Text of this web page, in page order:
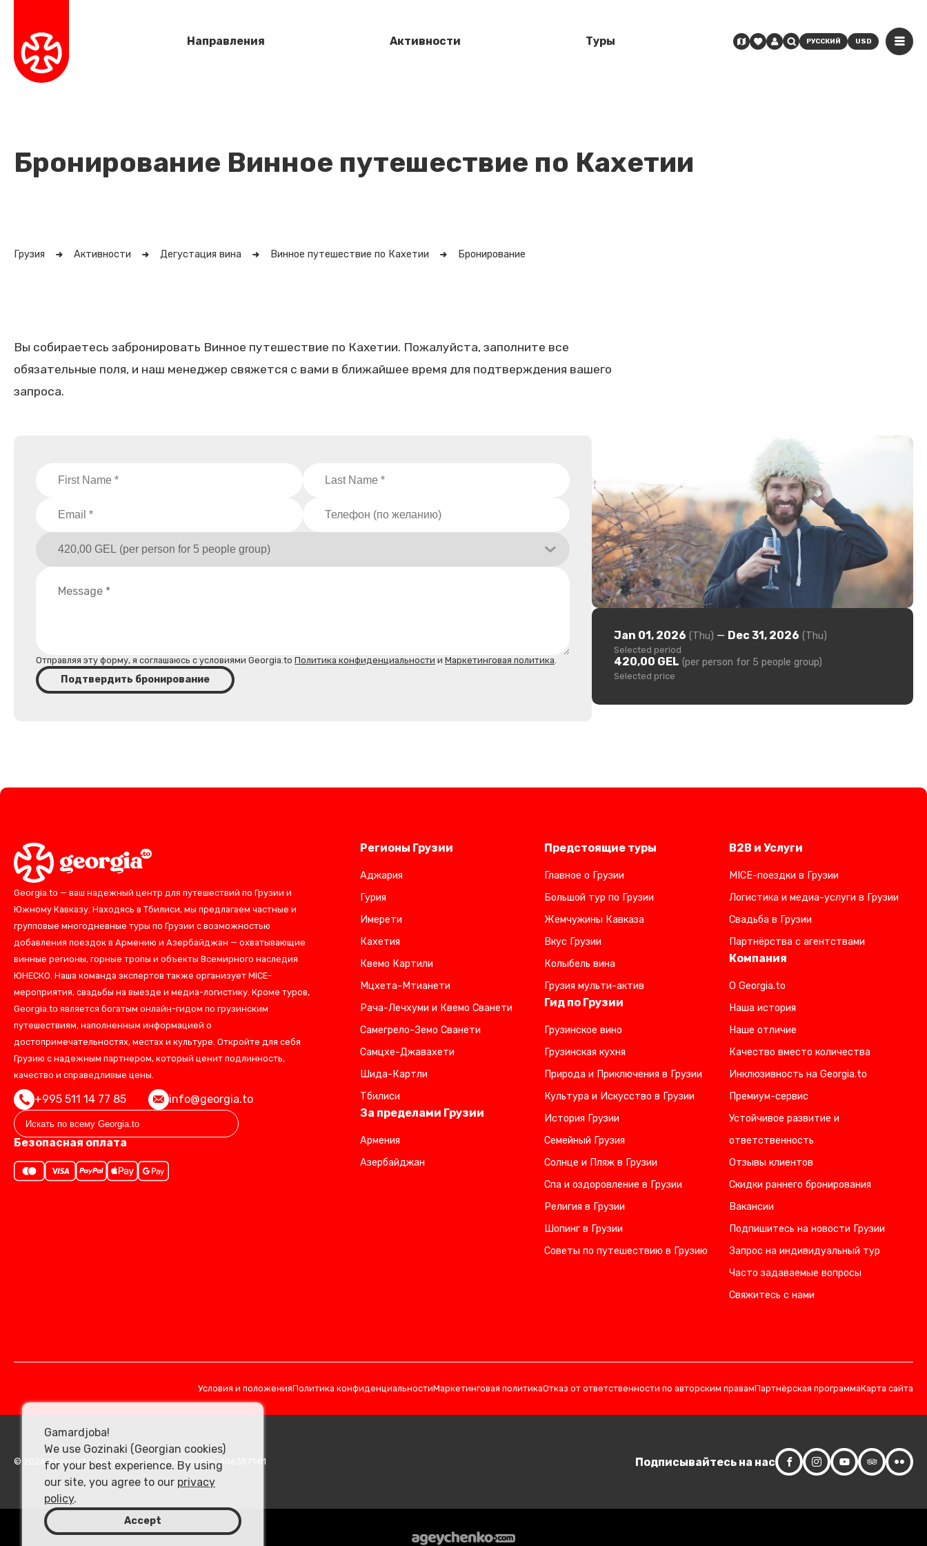
Направления Активности Туры РУССКИЙ USD
Бронирование Винное путешествие по Кахетии
Грузия Активности Дегустация вина Винное путешествие по Кахетии Бронирование
Вы собираетесь забронировать Винное путешествие по Кахетии. Пожалуйста, заполните все
обязательные поля, и наш менеджер свяжется с вами в ближайшее время для подтверждения вашего
запроса.
Отправляя эту форму, я соглашаюсь с условиями Georgia.to Политика конфиденциальности и Маркетинговая политика.
Подтвердить бронирование
Jan 01, 2026 (Thu) — Dec 31, 2026 (Thu)
Selected period
420,00 GEL (per person for 5 people group)
Selected price
Georgia.to — ваш надежный центр для путешествий по Грузии и
Южному Кавказу. Находясь в Тбилиси, мы предлагаем частные и
групповые многодневные туры по Грузии с возможностью
добавления поездок в Армению и Азербайджан — охватывающие
винные регионы, горные тропы и объекты Всемирного наследия
ЮНЕСКО. Наша команда экспертов также организует MICE-
мероприятия, свадьбы на выезде и медиа-логистику. Кроме туров,
Georgia.to является богатым онлайн-гидом по грузинским
путешествиям, наполненным информацией о
достопримечательностях, местах и культуре. Откройте для себя
Грузию с надежным партнером, который ценит подлинность,
качество и справедливые цены.
+995 511 14 77 85 info@georgia.to
Безопасная оплата
Регионы Грузии
Аджария
Гурия
Имерети
Кахетия
Квемо Картили
Мцхета-Мтианети
Рача-Лечхуми и Квемо Сванети
Самегрело-Земо Сванети
Самцхе-Джавахети
Шида-Картли
Тбилиси
За пределами Грузии
Армения
Азербайджан
Предстоящие туры
Главное о Грузии
Большой тур по Грузии
Жемчужины Кавказа
Вкус Грузии
Колыбель вина
Грузия мульти-актив
Гид по Грузии
Грузинское вино
Грузинская кухня
Природа и Приключения в Грузии
Культура и Искусство в Грузии
История Грузии
Семейный Грузия
Солнце и Пляж в Грузии
Спа и оздоровление в Грузии
Религия в Грузии
Шопинг в Грузии
Советы по путешествию в Грузию
B2B и Услуги
MICE-поездки в Грузии
Логистика и медиа-услуги в Грузии
Свадьба в Грузии
Партнёрства с агентствами
Компания
О Georgia.to
Наша история
Наше отличие
Качество вместо количества
Инклюзивность на Georgia.to
Премиум-сервис
Устойчивое развитие и
ответственность
Отзывы клиентов
Скидки раннего бронирования
Вакансии
Подпишитесь на новости Грузии
Запрос на индивидуальный тур
Часто задаваемые вопросы
Свяжитесь с нами
Условия и положенияПолитика конфиденциальностиМаркетинговая политикаОтказ от ответственности по авторским правамПартнёрская программаКарта сайта
© 2026 Georgia.to. Налоговый идентификатор: 406357981 Подписывайтесь на нас
Gamardjoba!
We use Gozinaki (Georgian cookies)
for your best experience. By using
our site, you agree to our privacy
policy.
Accept